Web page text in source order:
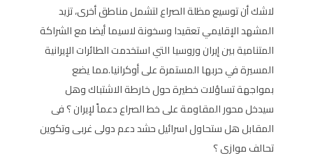
لاشك أن توسيع مظلة الصراع لتشمل مناطق أخرى، تزيد
المشهد الإقليمي تعقيدا وسخونة لاسيما أيضا مع الشراكة
المتنامية بين إيران وروسيا التي استخدمت الطائرات الإيرانية
المسيرة في حربها المستمرة على أوكرانيا.مما يضع
بمواجهة تساؤلات خطيرة حول خارطة الاشتباك وهل
سيدخل محور المقاومة على خط الصراع دعماً لإيران ؟ فى
المقابل هل ستحاول اسرائيل حشد دعم دولى غربى وتكوين
تحالف موازى ؟